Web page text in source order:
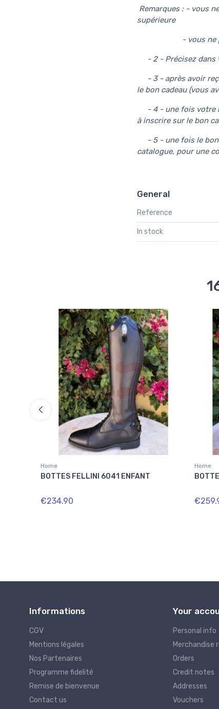
Remarques : - vous
supérieure
- vous ne pouvez
- 2 - Précisez dans
- 3 - après avoir
le bon cadeau (vous
- 4 - une fois votre
à inscrire sur le bon
- 5 - une fois le bon
catalogue, pour une
General
Reference
In stock
Home
BOTTES FELLINI 6041 ENFANT
€234.90
Home
Informations
CGV
Mentions légales
Nos Partenaires
Programme fidelité
Remise de bienvenue
Contact us
Your
Personal info
Merchandise
Orders
Credit notes
Addresses
Vouchers